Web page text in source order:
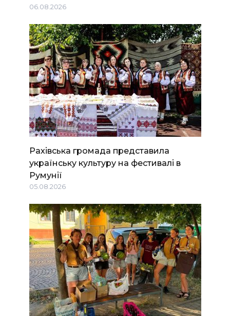
06.08.2026
Рахівська громада представила
українську культуру на фестивалі в
Румунії
05.08.2026